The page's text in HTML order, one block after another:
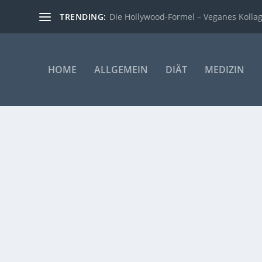
TRENDING: Die Hollywood-Formel – Veganes
HOME ALLGEMEIN DIÄT MEDIZIN